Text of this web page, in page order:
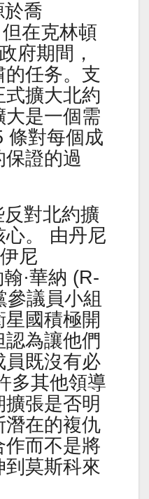
於喬
在克林頓
府期間，
任务。支
擴大北約
大是一個需
條對每個成
保證的過
對北約擴
心。 由丹尼
尼
·華納 (R-
參議員小組
國積極開
認為讓他們
員既沒有必
多其他領導
擴張是否明
潛在的複仇
作而不是將
到莫斯科來